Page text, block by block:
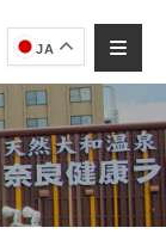
JA